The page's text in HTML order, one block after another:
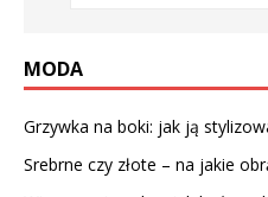
MODA
Grzywka na boki: jak ją
Srebrne czy złote – na jakie